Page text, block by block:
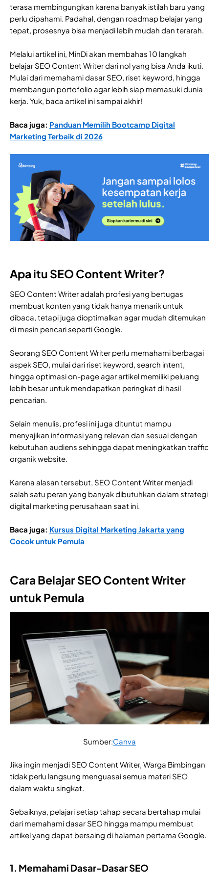
terasa membingungkan karena banyak istilah baru yang
perlu dipahami. Padahal, dengan roadmap belajar yang
tepat, prosesnya bisa menjadi lebih mudah dan terarah.
Melalui artikel ini, MinDi akan membahas 10 langkah
belajar SEO Content Writer dari nol yang bisa Anda ikuti.
Mulai dari memahami dasar SEO, riset keyword, hingga
membangun portofolio agar lebih siap memasuki dunia
kerja. Yuk, baca artikel ini sampai akhir!
Baca juga: Panduan Memilih Bootcamp Digital
Marketing Terbaik di 2026
Apa itu SEO Content Writer?
SEO Content Writer adalah profesi yang bertugas
membuat konten yang tidak hanya menarik untuk
dibaca, tetapi juga dioptimalkan agar mudah ditemukan
di mesin pencari seperti Google.
Seorang SEO Content Writer perlu memahami berbagai
aspek SEO, mulai dari riset keyword, search intent,
hingga optimasi on-page agar artikel memiliki peluang
lebih besar untuk mendapatkan peringkat di hasil
pencarian.
Selain menulis, profesi ini juga dituntut mampu
menyajikan informasi yang relevan dan sesuai dengan
kebutuhan audiens sehingga dapat meningkatkan traffic
organik website.
Karena alasan tersebut, SEO Content Writer menjadi
salah satu peran yang banyak dibutuhkan dalam strategi
digital marketing perusahaan saat ini.
Baca juga: Kursus Digital Marketing Jakarta yang
Cocok untuk Pemula
Cara Belajar SEO Content Writer
untuk Pemula
Sumber:Canva
Jika ingin menjadi SEO Content Writer, Warga Bimbingan
tidak perlu langsung menguasai semua materi SEO
dalam waktu singkat.
Sebaiknya, pelajari setiap tahap secara bertahap mulai
dari memahami dasar SEO hingga mampu membuat
artikel yang dapat bersaing di halaman pertama Google.
1. Memahami Dasar-Dasar SEO